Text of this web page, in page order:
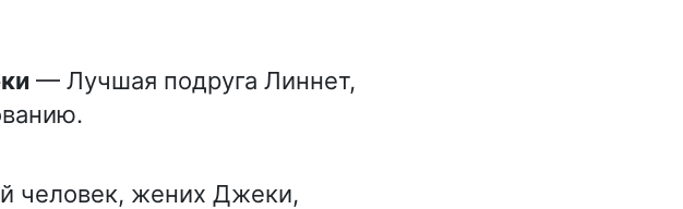
— Лучшая подруга Линнет,
человек, жених Джеки,